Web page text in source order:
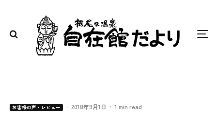
お客様の声・レビュー · 2018年9月1日 · 1 min read